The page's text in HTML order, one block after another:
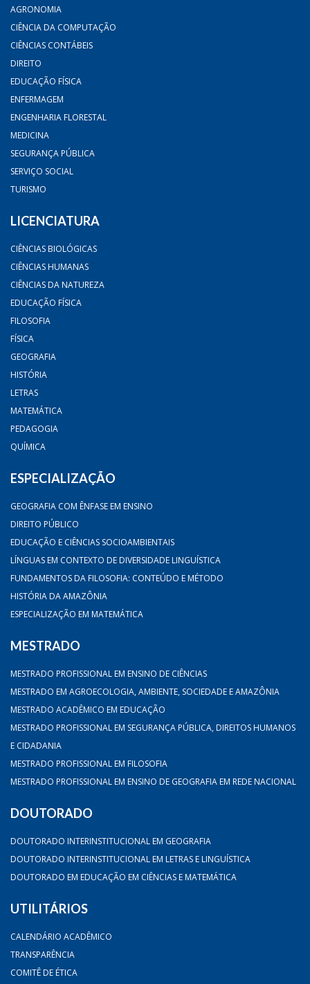
AGRONOMIA
CIÊNCIA DA COMPUTAÇÃO
CIÊNCIAS CONTÁBEIS
DIREITO
EDUCAÇÃO FÍSICA
ENFERMAGEM
ENGENHARIA FLORESTAL
MEDICINA
SEGURANÇA PÚBLICA
SERVIÇO SOCIAL
TURISMO
LICENCIATURA
CIÊNCIAS BIOLÓGICAS
CIÊNCIAS HUMANAS
CIÊNCIAS DA NATUREZA
EDUCAÇÃO FÍSICA
FILOSOFIA
FÍSICA
GEOGRAFIA
HISTÓRIA
LETRAS
MATEMÁTICA
PEDAGOGIA
QUÍMICA
ESPECIALIZAÇÃO
GEOGRAFIA COM ÊNFASE EM ENSINO
DIREITO PÚBLICO
EDUCAÇÃO E CIÊNCIAS SOCIOAMBIENTAIS
LÍNGUAS EM CONTEXTO DE DIVERSIDADE LINGUÍSTICA
FUNDAMENTOS DA FILOSOFIA: CONTEÚDO E MÉTODO
HISTÓRIA DA AMAZÔNIA
ESPECIALIZAÇÃO EM MATEMÁTICA
MESTRADO
MESTRADO PROFISSIONAL EM ENSINO DE CIÊNCIAS
MESTRADO EM AGROECOLOGIA, AMBIENTE, SOCIEDADE E AMAZÔNIA
MESTRADO ACADÊMICO EM EDUCAÇÃO
MESTRADO PROFISSIONAL EM SEGURANÇA PÚBLICA, DIREITOS HUMANOS
E CIDADANIA
MESTRADO PROFISSIONAL EM FILOSOFIA
MESTRADO PROFISSIONAL EM ENSINO DE GEOGRAFIA EM REDE NACIONAL
DOUTORADO
DOUTORADO INTERINSTITUCIONAL EM GEOGRAFIA
DOUTORADO INTERINSTITUCIONAL EM LETRAS E LINGUÍSTICA
DOUTORADO EM EDUCAÇÃO EM CIÊNCIAS E MATEMÁTICA
UTILITÁRIOS
CALENDÁRIO ACADÊMICO
TRANSPARÊNCIA
COMITÊ DE ÉTICA